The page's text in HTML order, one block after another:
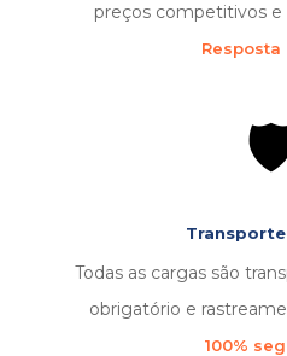
preços competitivos e
Resposta
Todas as cargas são
obrigatório e
100%